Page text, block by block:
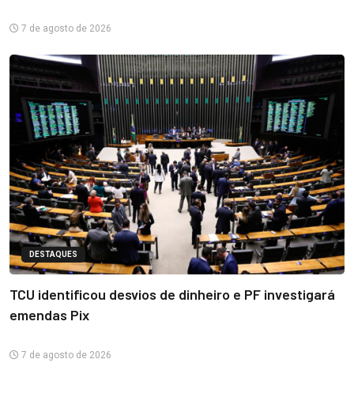
7 de agosto de 2026
DESTAQUES
TCU identificou desvios de dinheiro e PF investigará
emendas Pix
7 de agosto de 2026